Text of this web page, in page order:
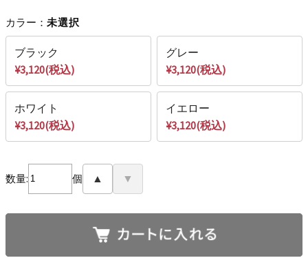
カラー： 未選択
ブラック
¥3,120(税込)
グレー
¥3,120(税込)
ホワイト
¥3,120(税込)
イエロー
¥3,120(税込)
数量: 個 ▲ ▼